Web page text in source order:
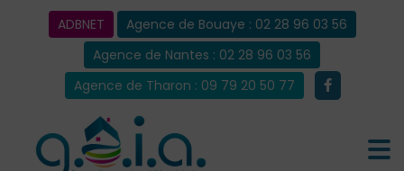
ADBNET
Agence de Bouaye : 02 28 96 03 56
Agence de Nantes : 02 28 96 03 56
Agence de Tharon : 09 79 20 50 77